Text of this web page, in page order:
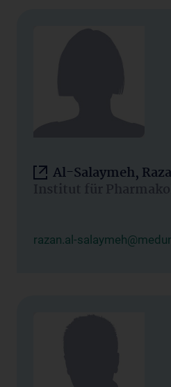
Al-Salaymeh,
Institut für
razan.al-